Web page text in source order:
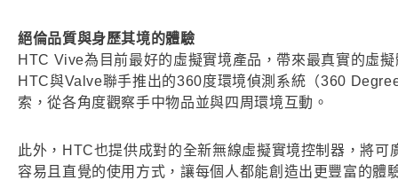
絕倫品質與身歷其境的體驗
HTC Vive為目前最好的虛擬實境產品，帶來最真實的虛
HTC與Valve聯手推出的360度環境偵測系統（360
索，從各角度觀察手中物品並與四周環境互動。
此外，HTC也提供成對的全新無線虛擬實境控制器，將
容易且直覺的使用方式，讓每個人都能創造出更豐富的體